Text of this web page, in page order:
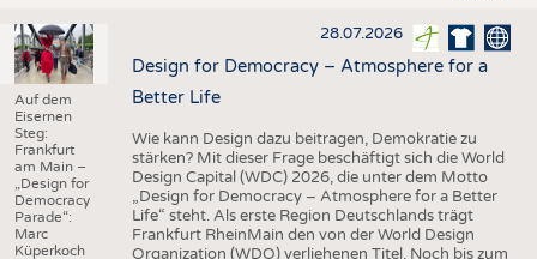
Auf dem
Eisernen
Steg:
Frankfurt
am Main –
„Design for
Democracy
Parade“:
Marc
Küperkoch
28.07.2026
Design for Democracy – Atmosphere for a
Better Life
Wie kann Design dazu beitragen, Demokratie zu
stärken? Mit dieser Frage beschäftigt sich die World
Design Capital (WDC) 2026, die unter dem Motto
„Design for Democracy – Atmosphere for a Better
Life“ steht. Als erste Region Deutschlands trägt
Frankfurt RheinMain den von der World Design
Organization (WDO) verliehenen Titel. Noch bis zum